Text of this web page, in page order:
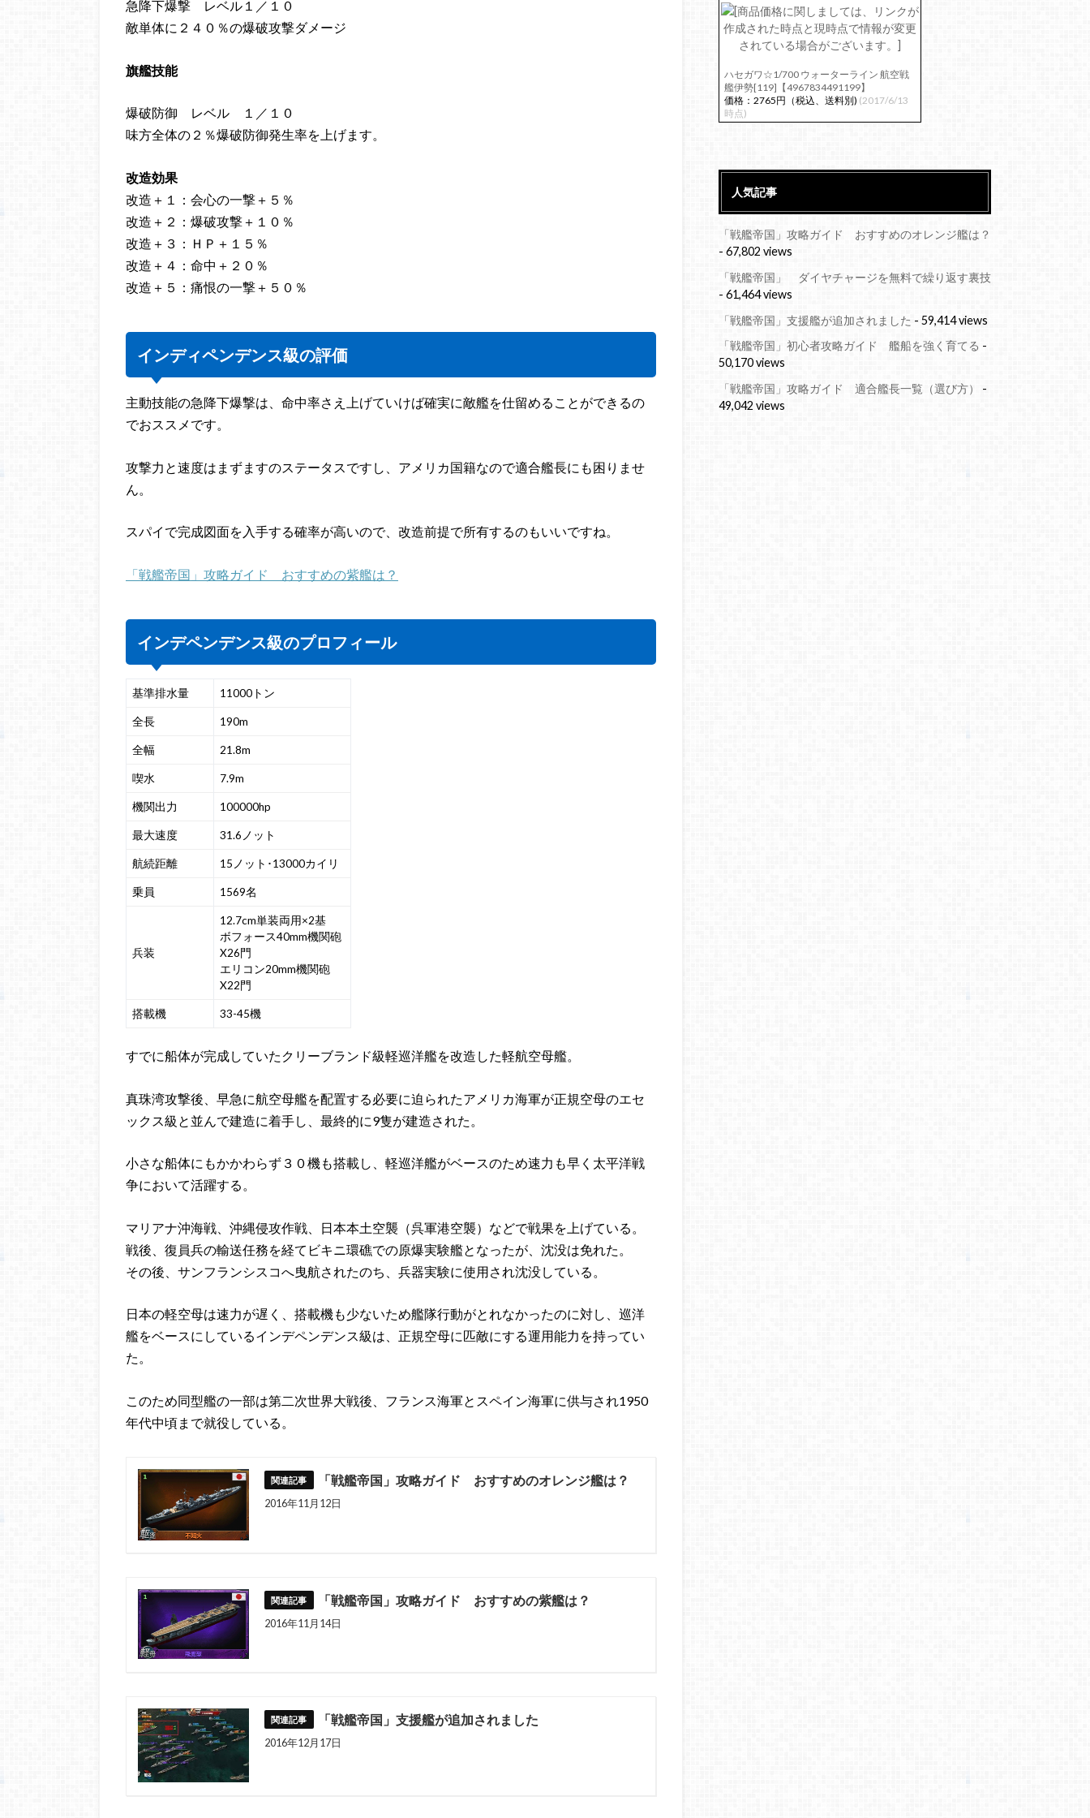
急降下爆撃 レベル１／１０
敵単体に２４０％の爆破攻撃ダメージ
旗艦技能
爆破防御 レベル １／１０
味方全体の２％爆破防御発生率を上げます。
改造効果
改造＋１：会心の一撃＋５％
改造＋２：爆破攻撃＋１０％
改造＋３：ＨＰ＋１５％
改造＋４：命中＋２０％
改造＋５：痛恨の一撃＋５０％
インディペンデンス級の評価
主動技能の急降下爆撃は、命中率さえ上げていけば確実に敵艦を仕留めることができるの
でおススメです。
攻撃力と速度はまずますのステータスですし、アメリカ国籍なので適合艦長にも困りませ
ん。
スパイで完成図面を入手する確率が高いので、改造前提で所有するのもいいですね。
「戦艦帝国」攻略ガイド おすすめの紫艦は？
インデペンデンス級のプロフィール
基準排水量 11000トン
全長 190m
全幅 21.8m
喫水 7.9m
機関出力 100000hp
最大速度 31.6ノット
航続距離 15ノット･13000カイリ
乗員 1569名
兵装
12.7cm単装両用×2基
ボフォース40mm機関砲
X26門
エリコン20mm機関砲
X22門
搭載機 33-45機
すでに船体が完成していたクリーブランド級軽巡洋艦を改造した軽航空母艦。
真珠湾攻撃後、早急に航空母艦を配置する必要に迫られたアメリカ海軍が正規空母のエセ
ックス級と並んで建造に着手し、最終的に9隻が建造された。
小さな船体にもかかわらず３０機も搭載し、軽巡洋艦がベースのため速力も早く太平洋戦
争において活躍する。
マリアナ沖海戦、沖縄侵攻作戦、日本本土空襲（呉軍港空襲）などで戦果を上げている。
戦後、復員兵の輸送任務を経てビキニ環礁での原爆実験艦となったが、沈没は免れた。
その後、サンフランシスコへ曳航されたのち、兵器実験に使用され沈没している。
日本の軽空母は速力が遅く、搭載機も少ないため艦隊行動がとれなかったのに対し、巡洋
艦をベースにしているインデペンデンス級は、正規空母に匹敵にする運用能力を持ってい
た。
このため同型艦の一部は第二次世界大戦後、フランス海軍とスペイン海軍に供与され1950
年代中頃まで就役している。
「戦艦帝国」攻略ガイド おすすめのオレンジ艦は？
2016年11月12日
「戦艦帝国」攻略ガイド おすすめの紫艦は？
2016年11月14日
「戦艦帝国」支援艦が追加されました
2016年12月17日
ハセガワ☆1/700 ウォーターライン 航空戦
艦伊勢[119]【4967834491199】
価格：2765円（税込、送料別) (2017/6/13
時点)
人気記事
「戦艦帝国」攻略ガイド おすすめのオレンジ艦は？
- 67,802 views
「戦艦帝国」 ダイヤチャージを無料で繰り返す裏技
- 61,464 views
「戦艦帝国」支援艦が追加されました - 59,414 views
「戦艦帝国」初心者攻略ガイド 艦船を強く育てる -
50,170 views
「戦艦帝国」攻略ガイド 適合艦長一覧（選び方）
-
49,042 views